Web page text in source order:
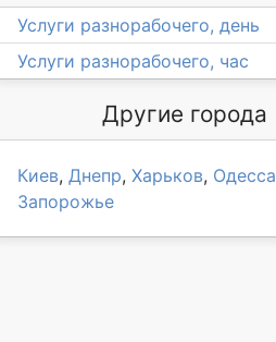
Услуги разнорабочего, день
Услуги разнорабочего, час
Другие города
Киев, Днепр, Харьков, Одесса
Запорожье